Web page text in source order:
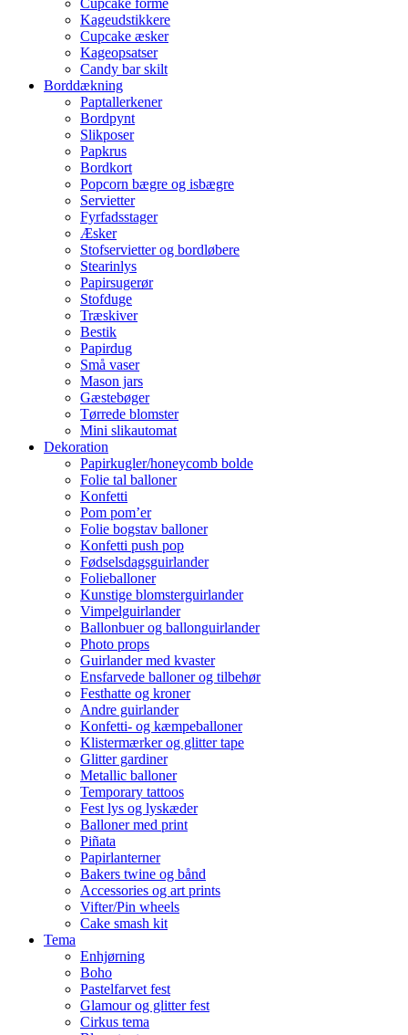
Cupcake forme
Kageudstikkere
Cupcake æsker
Kageopsatser
Candy bar skilt
Borddækning
Paptallerkener
Bordpynt
Slikposer
Papkrus
Bordkort
Popcorn bægre og isbægre
Servietter
Fyrfadsstager
Æsker
Stofservietter og bordløbere
Stearinlys
Papirsugerør
Stofduge
Træskiver
Bestik
Papirdug
Små vaser
Mason jars
Gæstebøger
Tørrede blomster
Mini slikautomat
Dekoration
Papirkugler/honeycomb bolde
Folie tal balloner
Konfetti
Pom pom’er
Folie bogstav balloner
Konfetti push pop
Fødselsdagsguirlander
Folieballoner
Kunstige blomsterguirlander
Vimpelguirlander
Ballonbuer og ballonguirlander
Photo props
Guirlander med kvaster
Ensfarvede balloner og tilbehør
Festhatte og kroner
Andre guirlander
Konfetti- og kæmpeballoner
Klistermærker og glitter tape
Glitter gardiner
Metallic balloner
Temporary tattoos
Fest lys og lyskæder
Balloner med print
Piñata
Papirlanterner
Bakers twine og bånd
Accessories og art prints
Vifter/Pin wheels
Cake smash kit
Tema
Enhjørning
Boho
Pastelfarvet fest
Glamour og glitter fest
Cirkus tema